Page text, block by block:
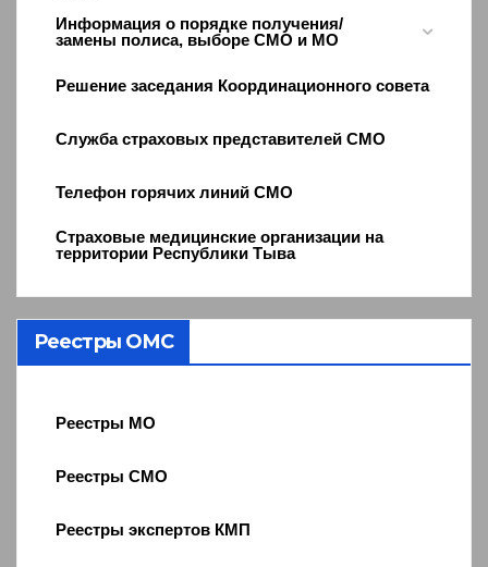
Информация о порядке получения/
замены полиса, выборе СМО и МО
Решение заседания Координационного совета
Служба страховых представителей СМО
Телефон горячих линий СМО
Страховые медицинские организации на
территории Республики Тыва
Реестры ОМС
Реестры МО
Реестры СМО
Реестры экспертов КМП